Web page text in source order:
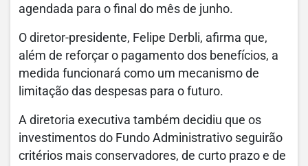
agendada para o final do mês de junho.
O diretor-presidente, Felipe Derbli, afirma que,
além de reforçar o pagamento dos benefícios, a
medida funcionará como um mecanismo de
limitação das despesas para o futuro.
A diretoria executiva também decidiu que os
investimentos do Fundo Administrativo seguirão
critérios mais conservadores, de curto prazo e de